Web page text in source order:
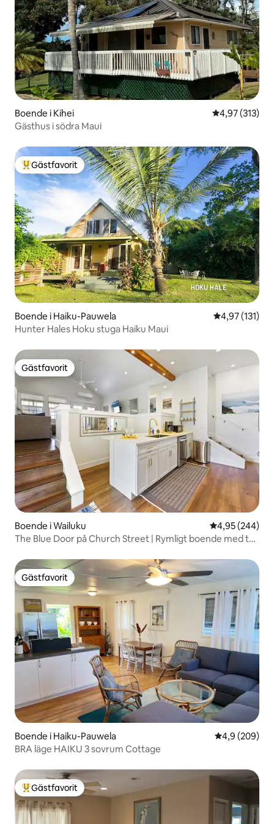
Boende i Kihei 4,97 av 5 i
4,97 (313)
Gästhus i södra Maui
Populär gästfavorit
Gästfavorit
Boende i Haiku-Pauwela 4,97 av 5 i
4,97 (131)
Hunter Hales Hoku stuga Haiku Maui
Gästfavorit
Gästfavorit
Boende i Wailuku 4,95 av 5 i
4,95 (244)
The Blue Door på Church Street | Rymligt boende med två
Gästfavorit
Gästfavorit
Boende i Haiku-Pauwela 4,9 av 5 i
4,9 (209)
BRA läge HAIKU 3 sovrum Cottage
Populär gästfavorit
Gästfavorit